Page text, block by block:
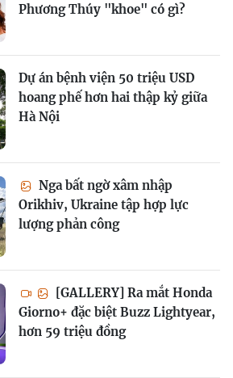
Phương Thúy "khoe" có gì?
Dự án bệnh viện 50 triệu USD
hoang phế hơn hai thập kỷ giữa
Hà Nội
Nga bất ngờ xâm nhập
Orikhiv, Ukraine tập hợp lực
lượng phản công
[GALLERY] Ra mắt Honda
Giorno+ đặc biệt Buzz Lightyear,
hơn 59 triệu đồng